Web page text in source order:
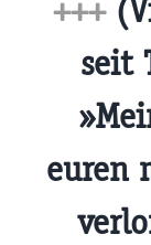
+++
seit
euren